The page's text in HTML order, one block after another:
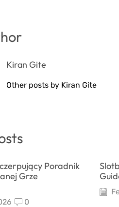
Kiran Gite
Other posts by Kiran Gite
Poradnik
Grze
0